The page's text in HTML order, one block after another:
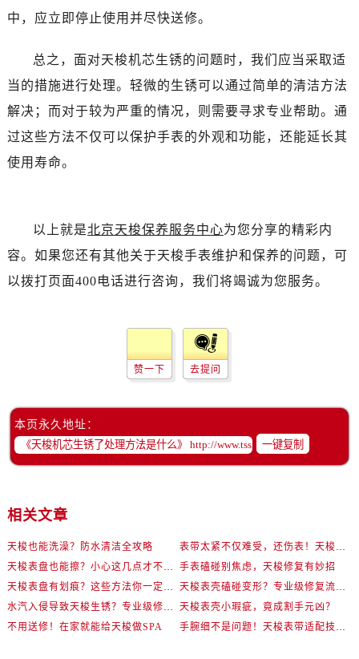
中，应立即停止使用并尽快送修。
总之，面对天梭机芯生锈的问题时，我们应当采取适
当的措施进行处理。轻微的生锈可以通过简单的清洁方法
解决；而对于较为严重的情况，则需要寻求专业帮助。通
过这些方法不仅可以保护手表的外观和功能，还能延长其
使用寿命。
以上就是北京天梭保养服务中心为您分享的精彩内
容。如果您还有其他关于天梭手表维护和保养的问题，可
以拨打页面400电话进行咨询，我们将竭诚为您服务。
赞一下 去提问
本页永久地址：
一键复制
相关文章
天梭也能洗澡？防水清洁全攻略
表带太紧不仅难受，还伤表！天梭佩戴优化技巧
天梭表盘也能擦？小心这几点才不伤机芯
手表磕碰别焦虑，天梭修复有妙招
天梭表盘有划痕？这些方法你一定要试试！
天梭表壳磕碰变形？专业级修复流程大公开
水汽入侵导致天梭生锈？专业级修复思路大公开
天梭表壳小瑕疵，竟成割手元凶？
不用送修！在家就能给天梭做SPA
手腕细不是问题！天梭表带适配技巧一次讲透